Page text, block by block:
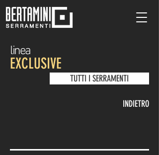
linea
EXCLUSIVE
TUTTI I SERRAMENTI
INDIETRO